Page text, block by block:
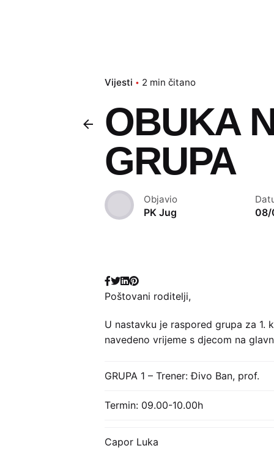
Vijesti 2 min čitano
OBUKA
GRUPA
Objavio
PK Jug
08/
Poštovani roditelji,
U nastavku je raspored grupa za
navedeno vrijeme s djecom na
GRUPA 1 – Trener: Đivo Ban, prof.
Termin: 09.00-10.00h
Capor Luka